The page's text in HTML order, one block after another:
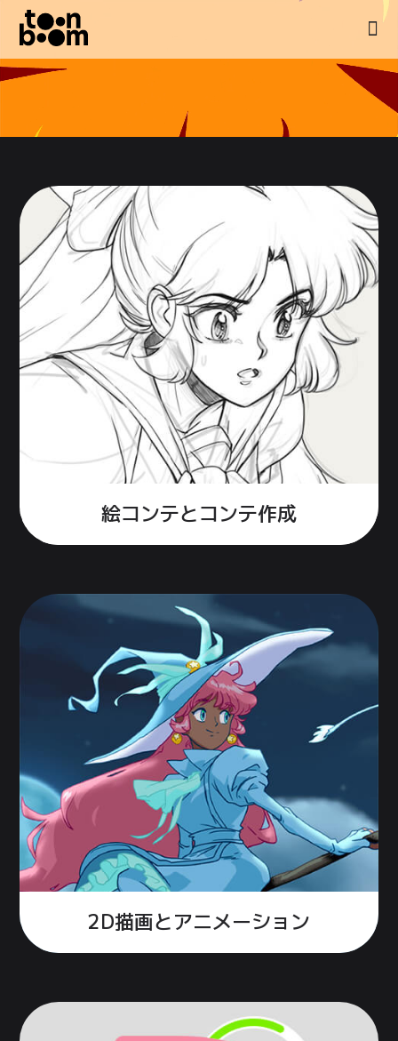
絵コンテとコンテ作成
2D描画とアニメーション